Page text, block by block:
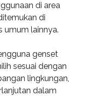
di area
di
umum lainnya.
genset
sesuai dengan
lingkungan,
dalam